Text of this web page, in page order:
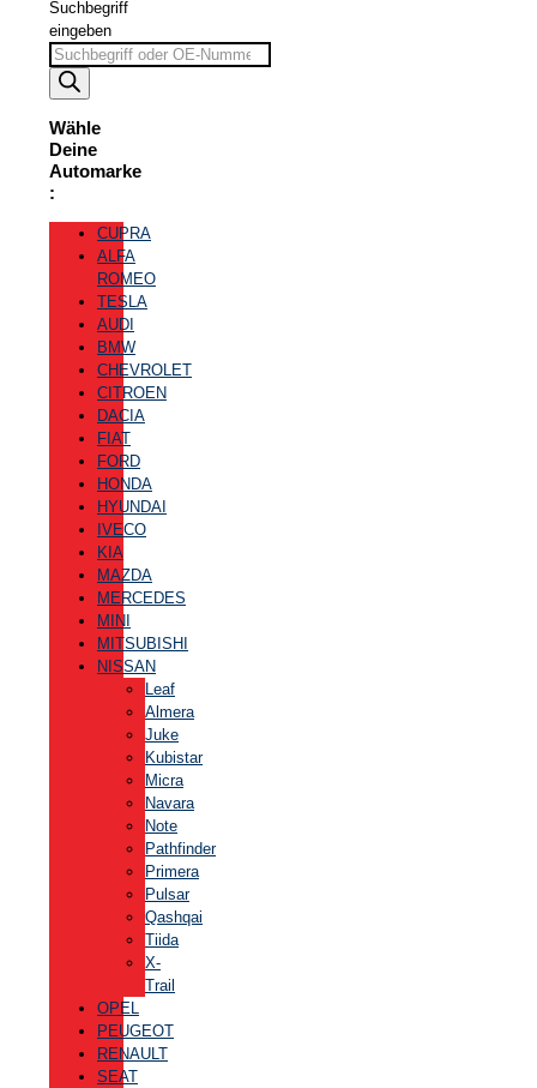
Suchbegriff
eingeben
Wähle
Deine
Automarke
:
CUPRA
ALFA
ROMEO
TESLA
AUDI
BMW
CHEVROLET
CITROEN
DACIA
FIAT
FORD
HONDA
HYUNDAI
IVECO
KIA
MAZDA
MERCEDES
MINI
MITSUBISHI
NISSAN
Leaf
Almera
Juke
Kubistar
Micra
Navara
Note
Pathfinder
Primera
Pulsar
Qashqai
Tiida
X-
Trail
OPEL
PEUGEOT
RENAULT
SEAT